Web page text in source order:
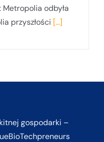
Metropolia odbyła
przyszłości [...]
gospodarki –